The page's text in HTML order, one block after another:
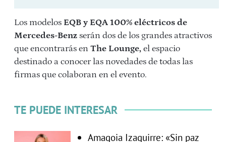
Los modelos EQB y EQA 100% eléctricos de
Mercedes-Benz serán dos de los grandes atractivos
que encontrarás en The Lounge, el espacio
destinado a conocer las novedades de todas las
firmas que colaboran en el evento.
TE PUEDE INTERESAR
Amagoia Izaguirre: «Sin paz